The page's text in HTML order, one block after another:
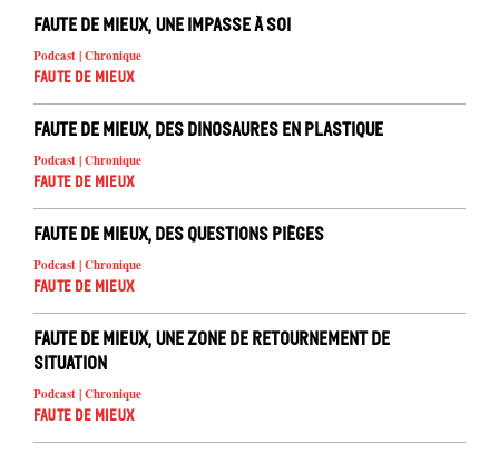
Faute de mieux, une impasse à soi
Podcast | Chronique
Faute de mieux
Faute de mieux, des dinosaures en plastique
Podcast | Chronique
Faute de mieux
Faute de mieux, des questions pièges
Podcast | Chronique
Faute de mieux
Faute de mieux, une zone de retournement de
situation
Podcast | Chronique
Faute de mieux